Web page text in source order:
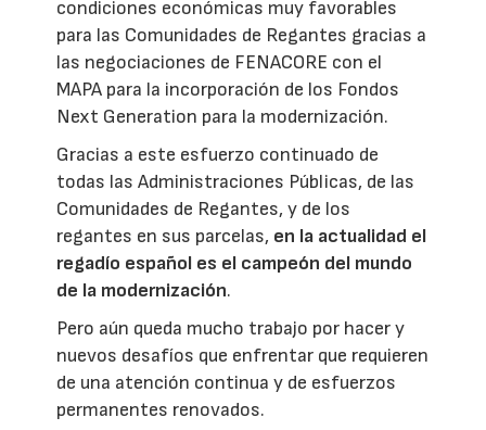
condiciones económicas muy favorables
para las Comunidades de Regantes gracias a
las negociaciones de FENACORE con el
MAPA para la incorporación de los Fondos
Next Generation para la modernización.
Gracias a este esfuerzo continuado de
todas las Administraciones Públicas, de las
Comunidades de Regantes, y de los
regantes en sus parcelas, en la actualidad el
regadío español es el campeón del mundo
de la modernización.
Pero aún queda mucho trabajo por hacer y
nuevos desafíos que enfrentar que requieren
de una atención continua y de esfuerzos
permanentes renovados.